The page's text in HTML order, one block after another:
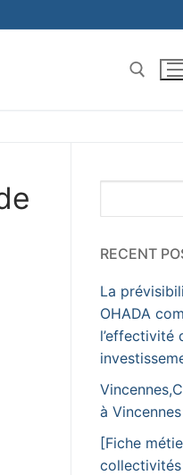
RECENT
La
OHADA
l’effectivité
à Vincennes
[Fiche